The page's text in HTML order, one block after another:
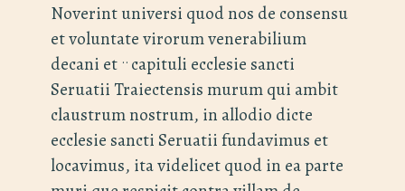
Noverint universi quod nos de consensu
et voluntate virorum venerabilium
decani et .. capituli ecclesie sancti
Seruatii Traiectensis murum qui ambit
claustrum nostrum, in allodio dicte
ecclesie sancti Seruatii fundavimus et
locavimus, ita videlicet quod in ea parte